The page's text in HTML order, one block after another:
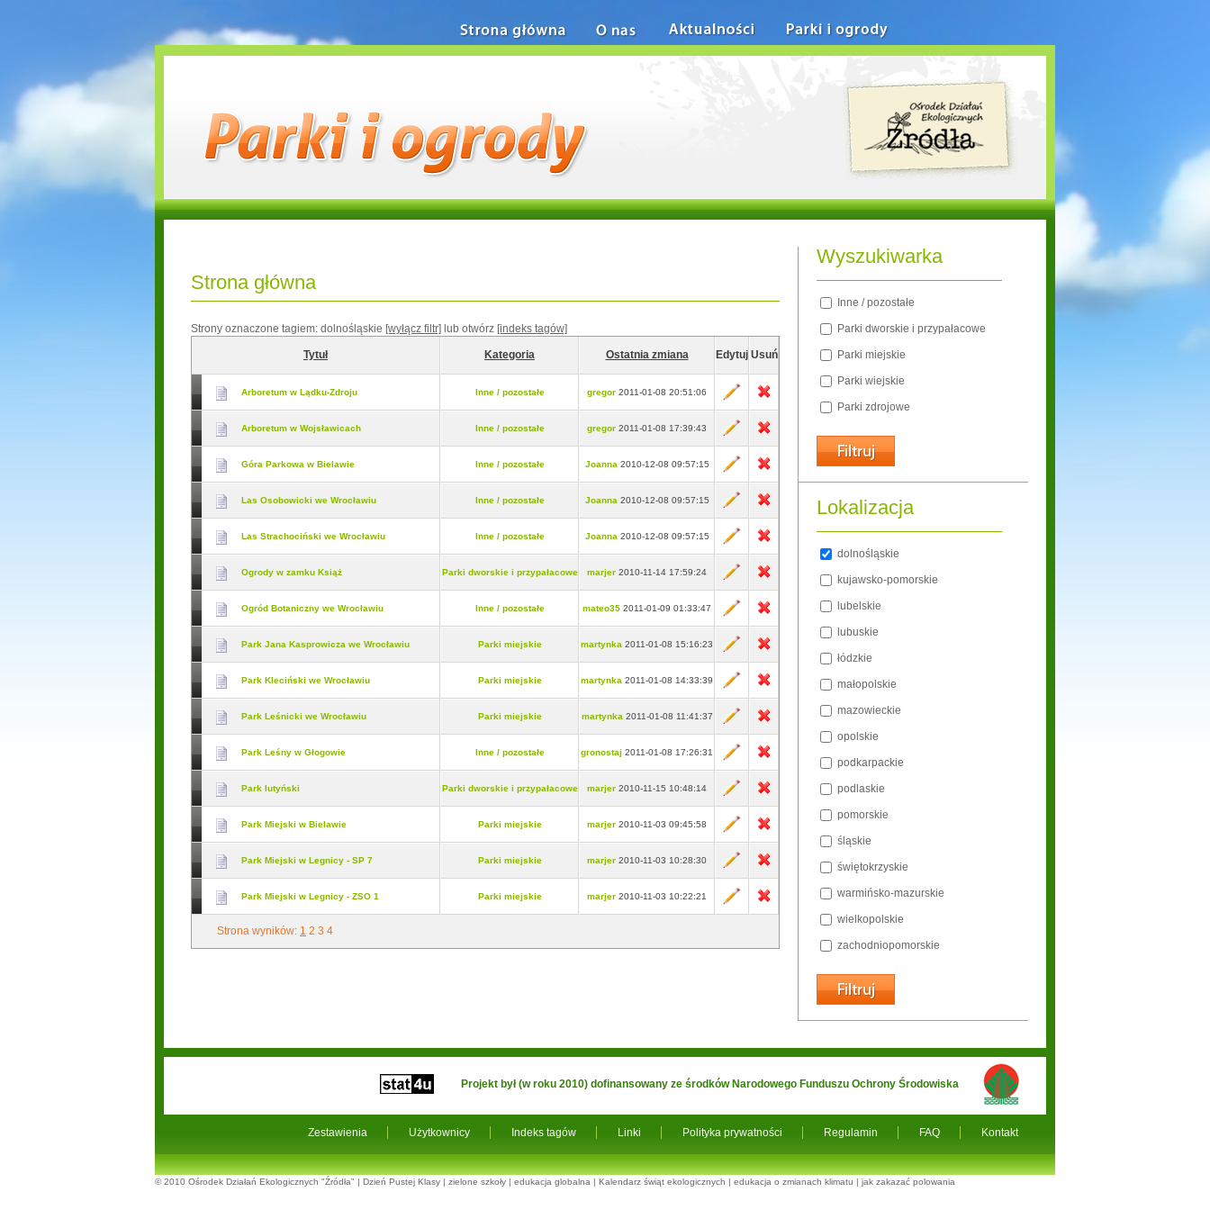
Strona główna
Strony oznaczone tagiem: dolnośląskie [wyłącz filtr] lub otwórz [indeks tagów]
Tytuł Kategoria Ostatnia zmiana Edytuj Usuń
Arboretum w Lądku-Zdroju Inne / pozostałe gregor 2011-01-08 20:51:06
Arboretum w Wojsławicach Inne / pozostałe gregor 2011-01-08 17:39:43
Góra Parkowa w Bielawie Inne / pozostałe Joanna 2010-12-08 09:57:15
Las Osobowicki we Wrocławiu Inne / pozostałe Joanna 2010-12-08 09:57:15
Las Strachociński we Wrocławiu Inne / pozostałe Joanna 2010-12-08 09:57:15
Ogrody w zamku Książ Parki dworskie i przypałacowe marjer 2010-11-14 17:59:24
Ogród Botaniczny we Wrocławiu Inne / pozostałe mateo35 2011-01-09 01:33:47
Park Jana Kasprowicza we Wrocławiu Parki miejskie martynka 2011-01-08 15:16:23
Park Kleciński we Wrocławiu Parki miejskie martynka 2011-01-08 14:33:39
Park Leśnicki we Wrocławiu Parki miejskie martynka 2011-01-08 11:41:37
Park Leśny w Głogowie Inne / pozostałe gronostaj 2011-01-08 17:26:31
Park lutyński Parki dworskie i przypałacowe marjer 2010-11-15 10:48:14
Park Miejski w Bielawie Parki miejskie marjer 2010-11-03 09:45:58
Park Miejski w Legnicy - SP 7 Parki miejskie marjer 2010-11-03 10:28:30
Park Miejski w Legnicy - ZSO 1 Parki miejskie marjer 2010-11-03 10:22:21
Strona wyników: 1 2 3 4
Wyszukiwarka
Inne / pozostałe
Parki dworskie i przypałacowe
Parki miejskie
Parki wiejskie
Parki zdrojowe
Lokalizacja
dolnośląskie
kujawsko-pomorskie
lubelskie
lubuskie
łódzkie
małopolskie
mazowieckie
opolskie
podkarpackie
podlaskie
pomorskie
śląskie
świętokrzyskie
warmińsko-mazurskie
wielkopolskie
zachodniopomorskie
Strona główna O nas Aktualności Parki i ogrody
Zestawienia Użytkownicy Indeks tagów Linki Polityka prywatności Regulamin FAQ Kontakt
Projekt był (w roku 2010) dofinansowany ze środków Narodowego Funduszu Ochrony Środowiska
© 2010 Ośrodek Działań Ekologicznych "Źródła" | Dzień Pustej Klasy | zielone szkoły | edukacja globalna | Kalendarz świąt ekologicznych | edukacja o zmianach klimatu | jak zakazać polowania